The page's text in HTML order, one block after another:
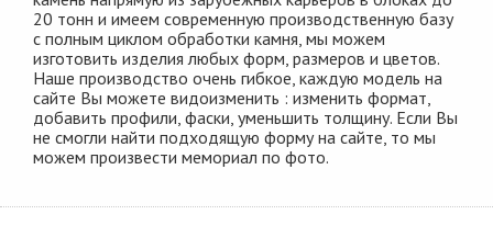
20 тонн и имеем современную производственную базу
с полным циклом обработки камня, мы можем
изготовить изделия любых форм, размеров и цветов.
Наше производство очень гибкое, каждую модель на
сайте Вы можете видоизменить : изменить формат,
добавить профили, фаски, уменьшить толщину. Если Вы
не смогли найти подходящую форму на сайте, то мы
можем произвести мемориал по фото.